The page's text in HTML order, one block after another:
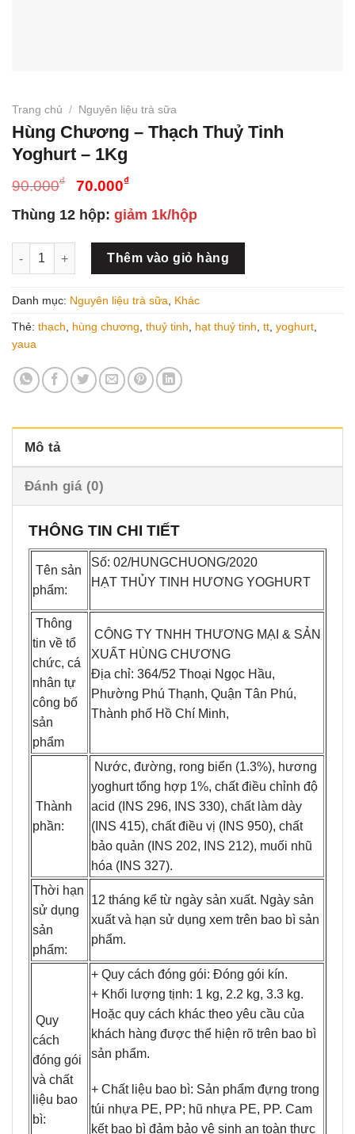
Trang chủ / Nguyên liệu trà sữa
Hùng Chương – Thạch Thuỷ Tinh
Yoghurt – 1Kg
90.000₫
Giá
là:
90.000₫.
70.000₫Giá
tại
là:
70.000₫.
Thùng 12 hộp: giảm 1k/hộp
Hùng Chương - Thạch Thuỷ Tinh Yoghurt - 1Kg số lượng
Thêm vào giỏ hàng
Danh mục: Nguyên liệu trà sữa Khác
Thẻ: thạch hùng chương thuỷ tinh hạt thuỷ tinh tt yoghurt
yaua
Mô tả
Đánh giá (0)
THÔNG TIN CHI TIẾT
Tên sản
phẩm:
Số: 02/HUNGCHUONG/2020
HẠT THỦY TINH HƯƠNG YOGHURT
Thông
tin về tổ
chức, cá
nhân tự
công bố
sản
phẩm
CÔNG TY TNHH THƯƠNG MẠI & SẢN
XUẤT HÙNG CHƯƠNG
Địa chỉ: 364/52 Thoại Ngọc Hầu,
Phường Phú Thạnh, Quận Tân Phú,
Thành phố Hồ Chí Minh,
Thành
phần:
Nước, đường, rong biển (1.3%), hương
yoghurt tổng hợp 1%, chất điều chỉnh độ
acid (INS 296, INS 330), chất làm dày
(INS 415), chất điều vị (INS 950), chất
bảo quản (INS 202, INS 212), muối nhũ
hóa (INS 327).
Thời hạn
sử dụng
sản
phẩm:
12 tháng kể từ ngày sản xuất. Ngày sản
xuất và hạn sử dụng xem trên bao bì sản
phẩm.
Quy
cách
đóng gói
và chất
liệu bao
bì:
+ Quy cách đóng gói: Đóng gói kín.
+ Khối lượng tịnh: 1 kg, 2.2 kg, 3.3 kg.
Hoặc quy cách khác theo yêu cầu của
khách hàng được thể hiện rõ trên bao bì
sản phẩm.
+ Chất liệu bao bì: Sản phẩm đựng trong
túi nhựa PE, PP; hũ nhựa PE, PP. Cam
kết bao bì đảm bảo vệ sinh an toàn thực